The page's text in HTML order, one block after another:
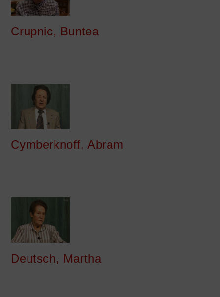
Crupnic, Buntea
Cymberknoff, Abram
Deutsch, Martha